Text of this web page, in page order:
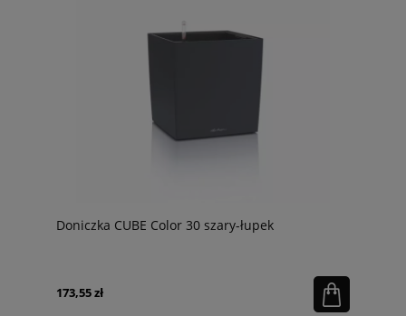
Doniczka CUBE Color 30 szary-łupek
173,55 zł